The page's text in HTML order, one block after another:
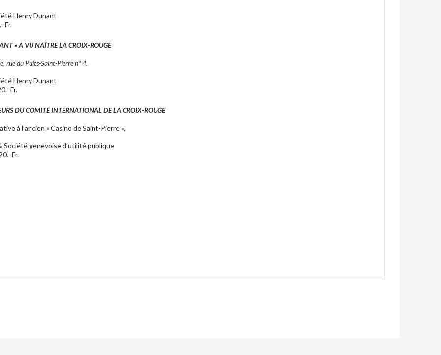
Henry Dunant
Fr.
» A VU NAÎTRE LA CROIX-ROUGE
rue du Puits-Saint-Pierre n° 4.
Henry Dunant
Fr.
DU COMITÉ INTERNATIONAL DE LA CROIX-ROUGE
à l’ancien « Casino de Saint-Pierre »,
Société genevoise d’utilité publique
Fr.